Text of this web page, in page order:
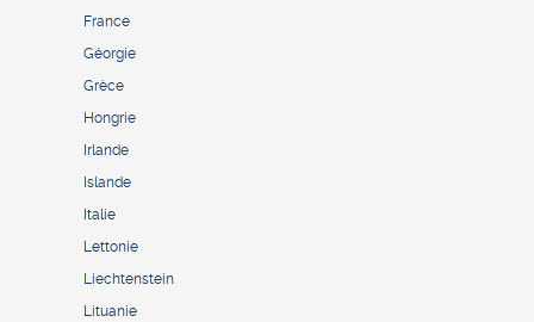
France
Géorgie
Grèce
Hongrie
Irlande
Islande
Italie
Lettonie
Liechtenstein
Lituanie